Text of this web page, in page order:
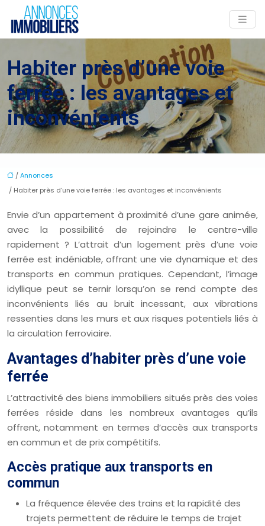
Habiter près d’une voie
ferrée : les avantages et
inconvénients
/Annonces
/ Habiter près d’une voie ferrée : les avantages et inconvénients
Envie d’un appartement à proximité d’une gare animée,
avec la possibilité de rejoindre le centre-ville
rapidement ? L’attrait d’un logement près d’une voie
ferrée est indéniable, offrant une vie dynamique et des
transports en commun pratiques. Cependant, l’image
idyllique peut se ternir lorsqu’on se rend compte des
inconvénients liés au bruit incessant, aux vibrations
ressenties dans les murs et aux risques potentiels liés à
la circulation ferroviaire.
Avantages d’habiter près d’une voie
ferrée
L’attractivité des biens immobiliers situés près des voies
ferrées réside dans les nombreux avantages qu’ils
offrent, notamment en termes d’accès aux transports
en commun et de prix compétitifs.
Accès pratique aux transports en
commun
La fréquence élevée des trains et la rapidité des
trajets permettent de réduire le temps de trajet